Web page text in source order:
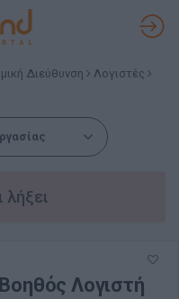
Διεύθυνση
Λογιστές
λήξει
Λογιστή